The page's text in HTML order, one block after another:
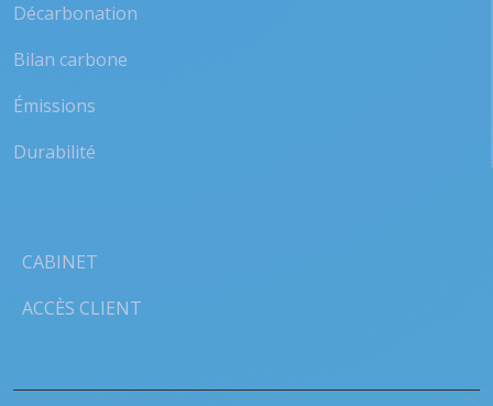
Décarbonation
Bilan carbone
Émissions
Durabilité
CABINET
ACCÈS CLIENT